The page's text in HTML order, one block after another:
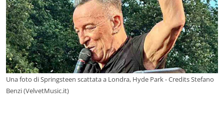
Una foto di Springsteen scattata a Londra, Hyde Park - Credits Stefano
Benzi (VelvetMusic.it)